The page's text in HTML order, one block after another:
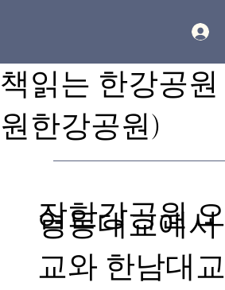
책읽는 한강공
원한강공원)
잠한강공원
영동대교에
교와 한남대